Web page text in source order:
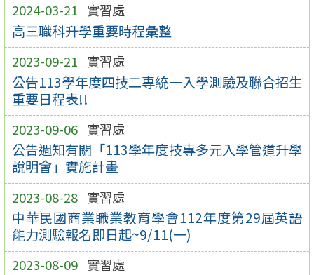
2024-03-21 實習處
高三職科升學重要時程彙整
2023-09-21 實習處
公告113學年度四技二專統一入學測驗及聯合招生
重要日程表!!
2023-09-06 實習處
公告週知有關「113學年度技專多元入學管道升學
說明會」實施計畫
2023-08-28 實習處
中華民國商業職業教育學會112年度第29屆英語
能力測驗報名即日起~9/11(一)
2023-08-09 實習處